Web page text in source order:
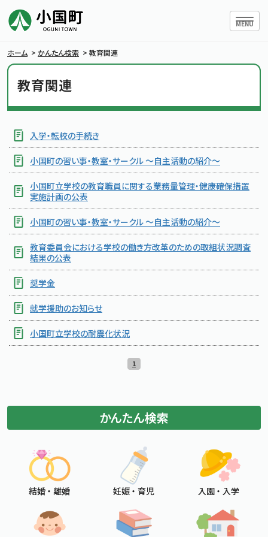
ハンバ
MENU
暮らしの情報
行政情報
条例・規則
小国町議会
文字サイズ 標準 拡大
背景色変更
背景色の変更：白
背景色の変更：黒
背景色の変更：青
Foreign Language
ホーム > かんたん検索 > 教育関連
教育関連
入学・転校の手続き
小国町の習い事・教室・サークル ～自主活動の紹介～
小国町立学校の教育職員に関する業務量管理・健康確保措置
実施計画の公表
小国町の習い事・教室・サークル ～自主活動の紹介～
教育委員会における学校の働き方改革のための取組状況調査
結果の公表
奨学金
就学援助のお知らせ
小国町立学校の耐震化状況
1
かんたん検索
結婚 ・ 離婚 妊娠 ・ 育児 入園 ・ 入学